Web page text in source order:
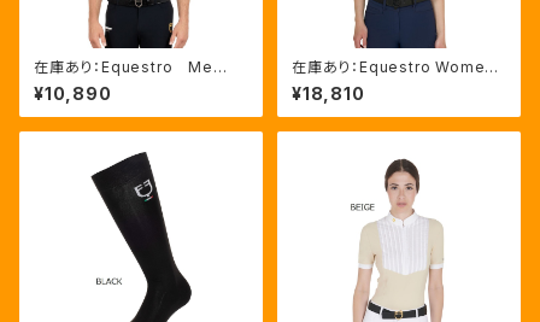
在庫あり：Equestro Me
n’ｓ マルチロゴTシャツ（ETM
00171）
¥10,890
在庫あり：Equestro Wome
n's 半袖トレーニングシャツ 2
色 (ETW00313)
¥18,810